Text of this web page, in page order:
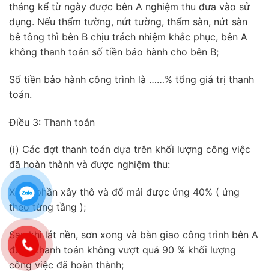
tháng kể từ ngày được bên A nghiệm thu đưa vào sử
dụng. Nếu thấm tường, nứt tường, thấm sàn, nứt sàn
bê tông thì bên B chịu trách nhiệm khắc phục, bên A
không thanh toán số tiền bảo hành cho bên B;
Số tiền bảo hành công trình là ……% tổng giá trị thanh
toán.
Điều 3: Thanh toán
(i) Các đợt thanh toán dựa trên khối lượng công việc
đã hoàn thành và được nghiệm thu:
Xong phần xây thô và đổ mái được ứng 40% ( ứng
theo từng tầng );
Sau khi lát nền, sơn xong và bàn giao công trình bên A
được thanh toán không vượt quá 90 % khối lượng
công việc đã hoàn thành;